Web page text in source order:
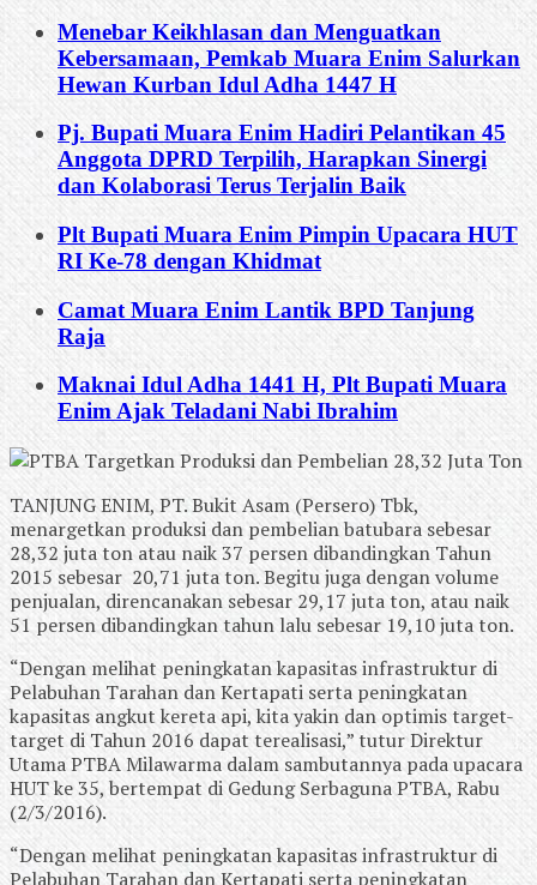
Menebar Keikhlasan dan Menguatkan
Kebersamaan, Pemkab Muara Enim Salurkan
Hewan Kurban Idul Adha 1447 H
Pj. Bupati Muara Enim Hadiri Pelantikan 45
Anggota DPRD Terpilih, Harapkan Sinergi
dan Kolaborasi Terus Terjalin Baik
Plt Bupati Muara Enim Pimpin Upacara HUT
RI Ke-78 dengan Khidmat
Camat Muara Enim Lantik BPD Tanjung
Raja
Maknai Idul Adha 1441 H, Plt Bupati Muara
Enim Ajak Teladani Nabi Ibrahim
TANJUNG ENIM, PT. Bukit Asam (Persero) Tbk,
menargetkan produksi dan pembelian batubara sebesar
28,32 juta ton atau naik 37 persen dibandingkan Tahun
2015 sebesar 20,71 juta ton. Begitu juga dengan volume
penjualan, direncanakan sebesar 29,17 juta ton, atau naik
51 persen dibandingkan tahun lalu sebesar 19,10 juta ton.
“Dengan melihat peningkatan kapasitas infrastruktur di
Pelabuhan Tarahan dan Kertapati serta peningkatan
kapasitas angkut kereta api, kita yakin dan optimis target-
target di Tahun 2016 dapat terealisasi,” tutur Direktur
Utama PTBA Milawarma dalam sambutannya pada upacara
HUT ke 35, bertempat di Gedung Serbaguna PTBA, Rabu
(2/3/2016).
“Dengan melihat peningkatan kapasitas infrastruktur di
Pelabuhan Tarahan dan Kertapati serta peningkatan